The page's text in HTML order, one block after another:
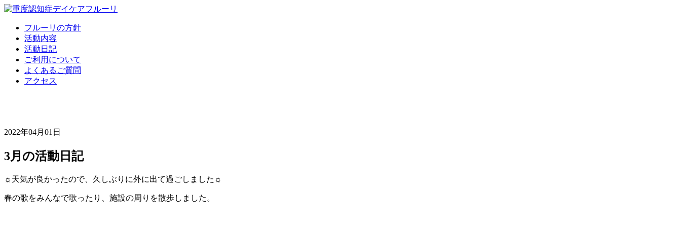
フルーリの方針
活動内容
活動日記
ご利用について
よくあるご質問
アクセス
2022年04月01日
3月の活動日記
☼天気が良かったので、久しぶりに外に出て過ごしました☼
春の歌をみんなで歌ったり、施設の周りを散歩しました。